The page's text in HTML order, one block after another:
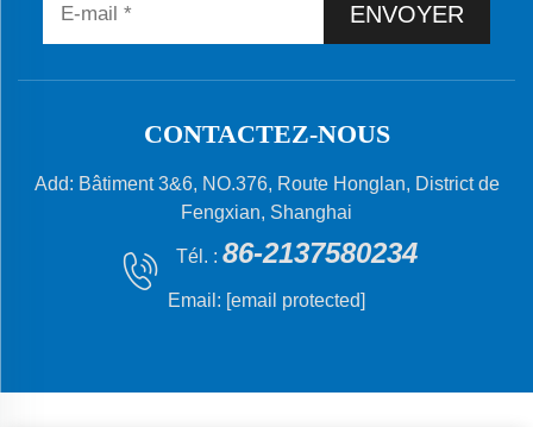
ENVOYER
CONTACTEZ-NOUS
Add: Bâtiment 3&6, NO.376, Route Honglan, District de
Fengxian, Shanghai
Tél. : 86-2137580234
Email: [email protected]